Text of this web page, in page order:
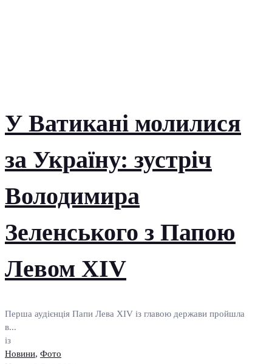
У Ватикані молилися
за Україну: зустріч
Володимира
Зеленського з Папою
Левом XIV
Перша аудієнція Папи Лева XIV із главою держави пройшла
в...
із
Новини, Фото